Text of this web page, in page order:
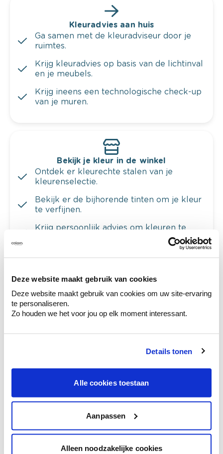
Deze website maakt gebruik van cookies
Deze website maakt gebruik van cookies om uw site-ervaring
te personaliseren.
Zo houden we het voor jou op elk moment interessant.
Details tonen
Alle cookies toestaan
Aanpassen
Alleen noodzakelijke cookies
Kleuradvies aan huis
Ga samen met de kleuradviseur door je
ruimtes.
Krijg kleuradvies op basis van de lichtinval
en je meubels.
Krijg ineens een technologische check-up
van je muren.
Bekijk je kleur in de winkel
Ontdek er kleurechte stalen van je
kleurenselectie.
Bekijk er de bijhorende tinten om je kleur
te verfijnen.
Krijg persoonlijk advies om kleuren te
Deze stijlen zijn misschien ook iets voor jou